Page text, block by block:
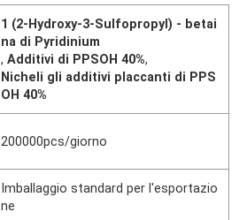
1 (2-Hydroxy-3-Sulfopropyl) - betai
na di Pyridinium
,Additivi di PPSOH 40%,
Nicheli gli additivi placcanti di PPS
OH 40%
200000pcs/giorno
Imballaggio standard per l'esportazio
ne